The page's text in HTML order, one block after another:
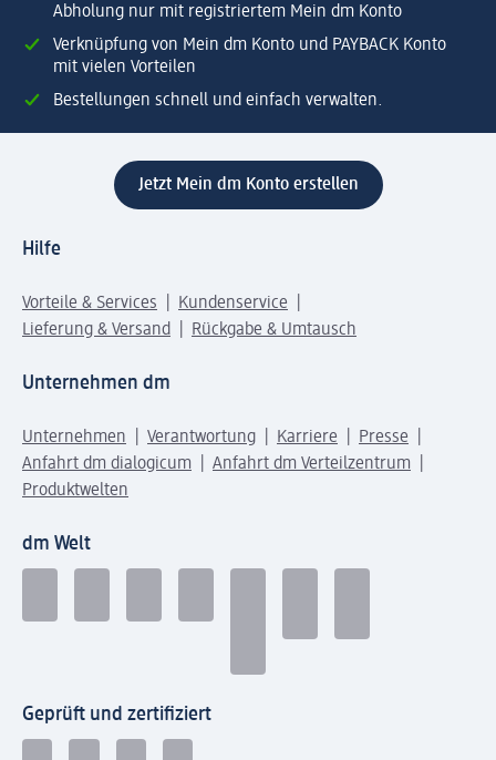
Abholung nur mit registriertem Mein dm Konto
Verknüpfung von Mein dm Konto und PAYBACK Konto
mit vielen Vorteilen
Bestellungen schnell und einfach verwalten.
Jetzt Mein dm Konto erstellen
Hilfe
Vorteile & Services
Kundenservice
Lieferung & Versand
Rückgabe & Umtausch
Unternehmen dm
Unternehmen Verantwortung Karriere
Presse
Anfahrt dm dialogicum
Anfahrt dm Verteilzentrum
Produktwelten
dm Welt
Geprüft und zertifiziert